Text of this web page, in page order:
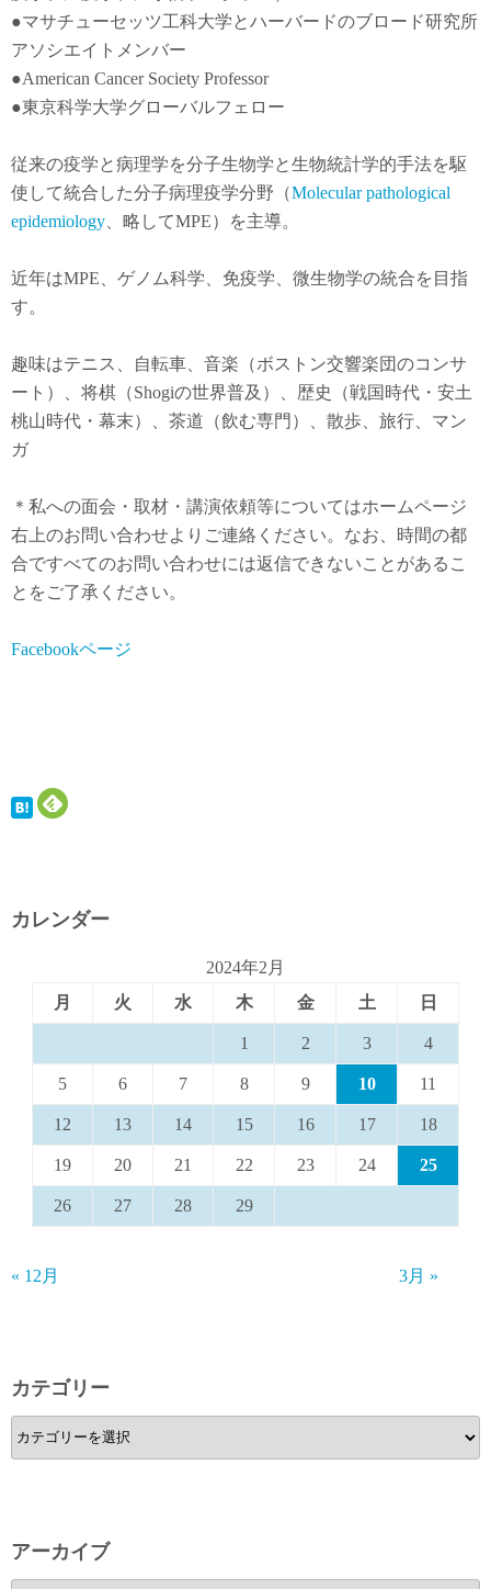
●マサチューセッツ工科大学とハーバードのブロード研究所
アソシエイトメンバー
●American Cancer Society Professor
●東京科学大学グローバルフェロー
従来の疫学と病理学を分子生物学と生物統計学的手法を駆
使して統合した分子病理疫学分野（Molecular pathological
epidemiology 、略してMPE）を主導。
近年はMPE 、ゲノム科学、免疫学、微生物学の統合を目指
す。
趣味はテニス、自転車、音楽（ボストン交響楽団のコンサ
ート）、将棋（Shogiの世界普及）、歴史（戦国時代・安土
桃山時代・幕末）、茶道（飲む専門）、散歩、旅行、マン
ガ
＊私への面会・取材・講演依頼等についてはホームページ
右上のお問い合わせよりご連絡ください。なお、時間の都
合ですべてのお問い合わせには返信できないことがあるこ
とをご了承ください。
Facebookページ
カレンダー
2024年2月
月
火 水 木 金 土 日
1 2 3 4
5 6 7 8 9 10 11
12 13 14 15 16 17 18
19 20 21 22 23 24 25
26 27 28 29
« 12月 3月 »
カテゴリー
カ
テ
ー
アーカイブ